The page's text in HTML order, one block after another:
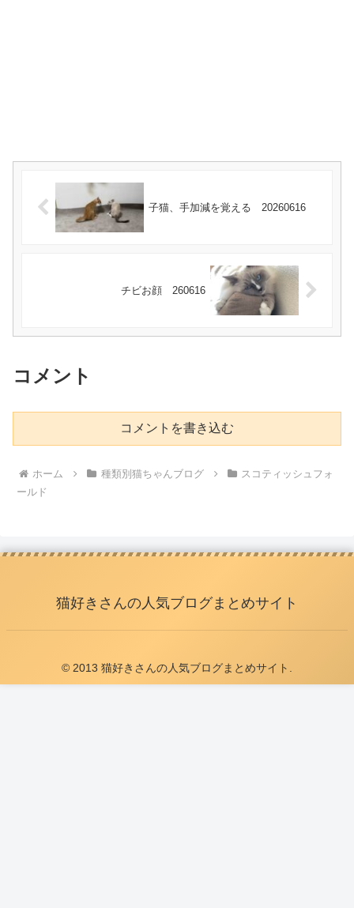
子猫、手加減を覚える 20260616
チビお顔 260616
コメント
コメントを書き込む
ホーム 種類別猫ちゃんブログ
スコティッシュフォ
ールド
猫好きさんの人気ブログまとめサイト
© 2013 猫好きさんの人気ブログまとめサイト.